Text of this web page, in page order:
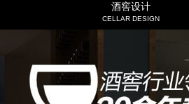
酒窖设计
CELLAR DESIGN